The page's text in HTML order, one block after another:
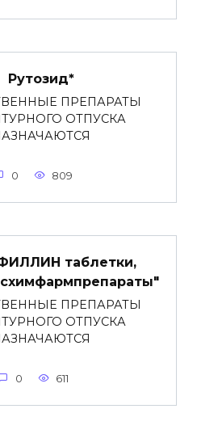
Рутозид*
ПРЕПАРАТЫ
ОТПУСКА
0 809
таблетки,
ПРЕПАРАТЫ
ОТПУСКА
0 611